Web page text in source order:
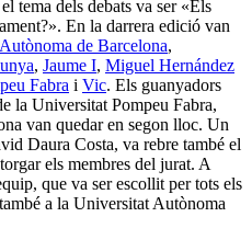
tema dels debats va ser «Els
En la darrera edició van
Autònoma de Barcelona,
, Jaume I, Miguel Hernández
Fabra i Vic. Els guanyadors
la Universitat Pompeu Fabra,
van quedar en segon lloc. Un
Daura Costa, va rebre també el
els membres del jurat. A
que va ser escollit per tots els
a la Universitat Autònoma